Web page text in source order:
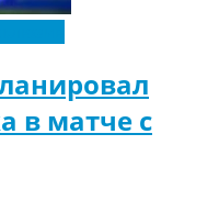
в матче с